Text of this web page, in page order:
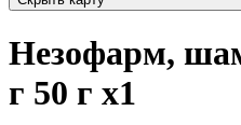
Незофарм,
г 50 г x1